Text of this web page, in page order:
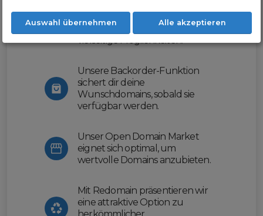
erleichtern wir dir den
Domainhandel und bieten dir
vielseitige Möglichkeiten.
Unsere Backorder-Funktion
sichert dir deine
Wunschdomains, sobald sie
verfügbar werden.
Unser Open Domain Market
eignet sich optimal, um
wertvolle Domains anzubieten.
Mit Redomain präsentieren wir
eine attraktive Option zu
Auswahl übernehmen Alle akzeptieren